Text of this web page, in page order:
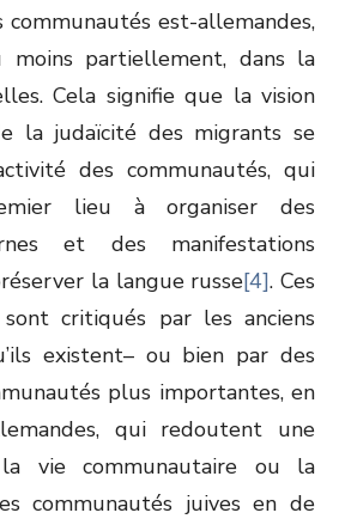
communautés est-allemandes,
moins partiellement, dans la
Cela signifie que la vision
la judaïcité des migrants se
des communautés, qui
lieu à organiser des
et des manifestations
la langue russe[4]. Ces
critiqués par les anciens
existent– ou bien par des
plus importantes, en
qui redoutent une
vie communautaire ou la
communautés juives en de